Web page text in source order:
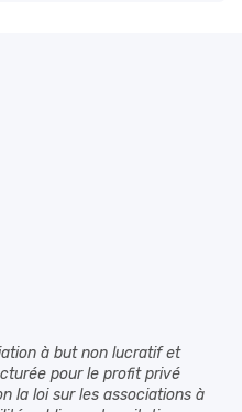
à but non lucratif et
pour le profit privé
la loi sur les associations à